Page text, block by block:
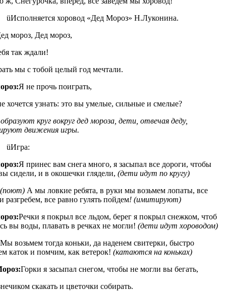
üИсполняется хоровод «Дед Мороз» Н.Луконина.
мороз, Дед мороз,
так ждали!
мы с тобой целый год мечтали.
Я не прочь поиграть,
хочется узнать: это вы умелые, сильные и смелые?
круг вокруг дед мороза, дети, отвечая деду,
движения игры.
üИгра:
Я принес вам снега много, я засыпал все дороги, чтобы
сидели, и в окошечки глядели, (дети идут по кругу)
(поют) А мы ловкие ребята, в руки мы возьмем лопаты, все
разгребем, все равно гулять пойдем! (имитируют)
Речки я покрыл все льдом, берег я покрыл снежком, чтоб
вы воды, плавать в речках не могли! (дети идут хороводом)
Мы возьмем тогда коньки, да наденем свитерки, быстро
каток и помчим, как ветерок! (катаются на коньках)
Горки я засыпал снегом, чтобы не могли вы бегать,
скакать и цветочки собирать.